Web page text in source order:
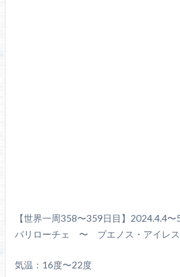
【世界一周358〜359日目】2024.4.4
バリローチェ 〜 ブエノス・アイレス
気温：16度〜22度